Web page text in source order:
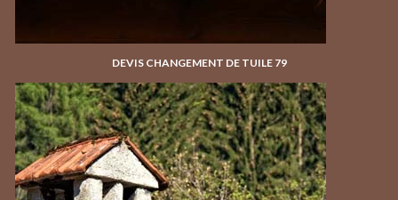
DEVIS CHANGEMENT DE TUILE 79